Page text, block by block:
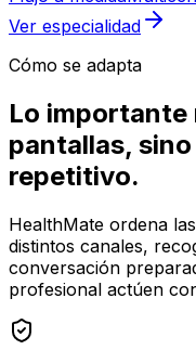
Ver especialidad
Cómo se adapta
Lo importante
pantallas,
repetitivo.
HealthMate ordena
distintos canales,
conversación
profesional actúen